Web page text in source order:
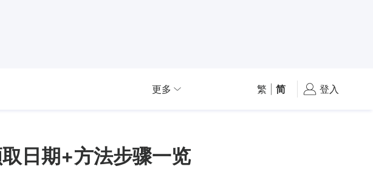
更多 繁 简 登入
日期+方法步骤一览